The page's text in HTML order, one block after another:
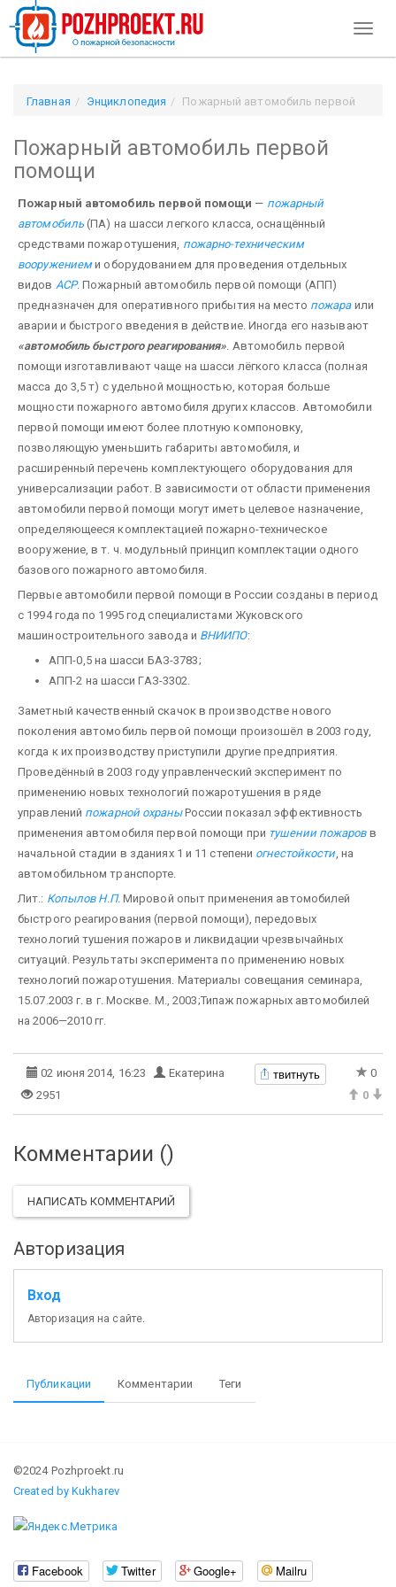
Главная Энциклопедия
Пожарный автомобиль первой
Пожарный автомобиль первой
помощи
Пожарный автомобиль первой помощи — пожарный
автомобиль (ПА) на шасси легкого класса, оснащённый
средствами пожаротушения, пожарно-техническим
вооружениеми оборудованием для проведения отдельных
видов АСР. Пожарный автомобиль первой помощи (АПП)
предназначен для оперативного прибытия на место пожараили
аварии и быстрого введения в действие. Иногда его называют
«автомобиль быстрого реагирования» . Автомобиль первой
помощи изготавливают чаще на шасси лёгкого класса (полная
масса до 3,5 т) с удельной мощностью, которая больше
мощности пожарного автомобиля других классов. Автомобили
первой помощи имеют более плотную компоновку,
позволяющую уменьшить габариты автомобиля, и
расширенный перечень комплектующего оборудования для
универсализации работ. В зависимости от области применения
автомобили первой помощи могут иметь целевое назначение,
определяющееся комплектацией пожарно-техническое
вооружение, в т. ч. модульный принцип комплектации одного
базового пожарного автомобиля.
Первые автомобили первой помощи в России созданы в период
с 1994 года по 1995 год специалистами Жуковского
машиностроительного завода и ВНИИПО:
АПП-0,5 на шасси БАЗ-3783;
АПП-2 на шасси ГАЗ-3302.
Заметный качественный скачок в производстве нового
поколения автомобиль первой помощи произошёл в 2003 году,
когда к их производству приступили другие предприятия.
Проведённый в 2003 году управленческий эксперимент по
применению новых технологий пожаротушения в ряде
управлений пожарной охраныРоссии показал эффективность
применения автомобиля первой помощи при тушении пожаровв
начальной стадии в зданиях 1 и 11 степени огнестойкости, на
автомобильном транспорте.
Лит.: Копылов Н.П.Мировой опыт применения автомобилей
быстрого реагирования (первой помощи), передовых
технологий тушения пожаров и ликвидации чрезвычайных
ситуаций. Результаты эксперимента по применению новых
технологий пожаротушения. Материалы совещания семинара,
15.07.2003 г. в г. Москве. М., 2003;Типаж пожарных автомобилей
на 2006—2010 гг.
02 июня 2014, 16:23 Екатерина твитнуть
0
2951
0
Комментарии ()
НАПИСАТЬ КОММЕНТАРИЙ
Авторизация
Вход
Авторизация на сайте.
Публикации Комментарии Теги
©2024 Pozhproekt.ru
Created by Kukharev
Facebook Twitter Google+ Mailru